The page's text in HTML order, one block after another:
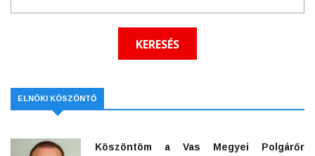
ELNÖKI KÖSZÖNTŐ
Köszöntöm a Vas Megyei Polgárőr